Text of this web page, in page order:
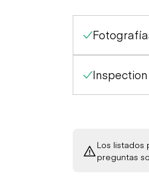
Los listados
preguntas